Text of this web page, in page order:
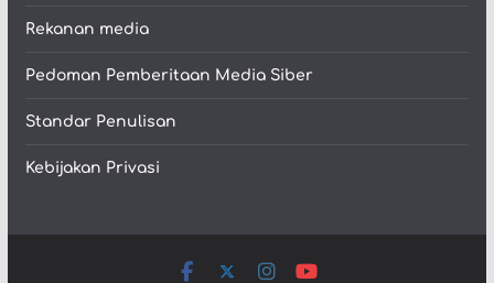
Rekanan media
Pedoman Pemberitaan Media Siber
Standar Penulisan
Kebijakan Privasi